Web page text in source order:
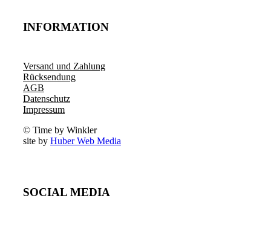
INFORMATION
Versand und Zahlung
Rücksendung
AGB
Datenschutz
Impressum
© Time by Winkler
site by Huber Web Media
SOCIAL MEDIA